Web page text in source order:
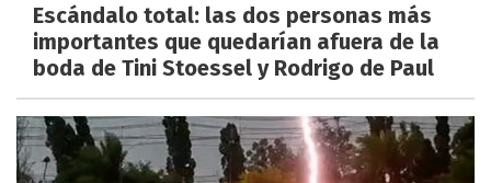
Escándalo total: las dos personas más
importantes que quedarían afuera de la
boda de Tini Stoessel y Rodrigo de Paul